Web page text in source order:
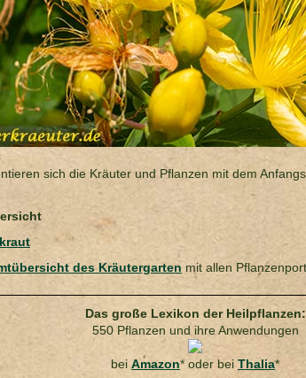
sich die Kräuter und Pflanzen mit dem
des Kräutergarten mit allen
Das große Lexikon der Heilpflanzen:
550 Pflanzen und ihre Anwendungen
bei Amazon* oder bei Thalia*